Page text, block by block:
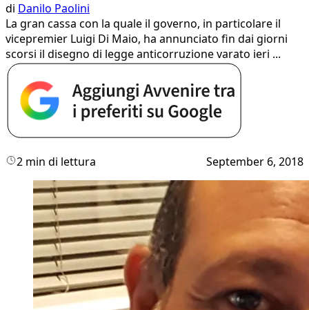
di Danilo Paolini
La gran cassa con la quale il governo, in particolare il
vicepremier Luigi Di Maio, ha annunciato fin dai giorni
scorsi il disegno di legge anticorruzione varato ieri ...
2 min di lettura September 6, 2018